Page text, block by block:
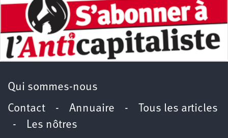
Qui sommes-nous
Contact - Annuaire -
Tous les articles
- Les nôtres